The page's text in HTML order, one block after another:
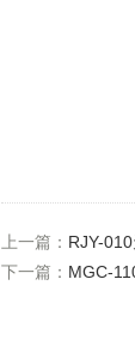
上一篇： RJY-
下一篇： MGC-